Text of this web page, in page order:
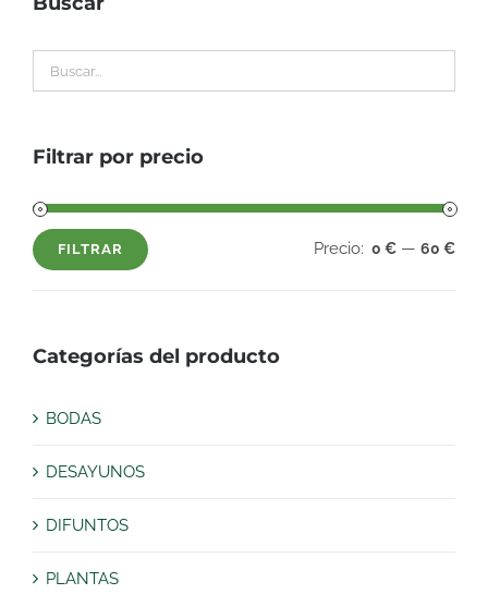
Filtrar por precio
Precio
Precio
FILTRAR Precio: 0 € — 60 €
Categorías del producto
BODAS
DESAYUNOS
DIFUNTOS
PLANTAS